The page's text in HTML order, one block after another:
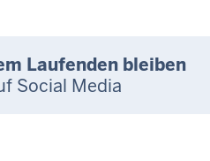
Laufenden bleiben
Social Media